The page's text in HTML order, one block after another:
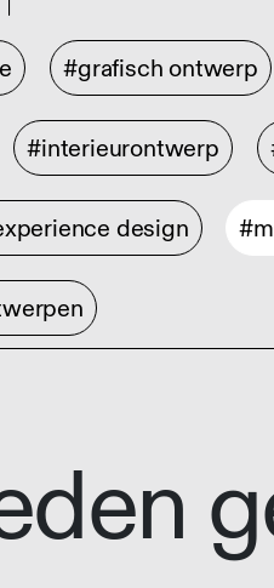
#grafisch ontwerp
#interieurontwerp
design